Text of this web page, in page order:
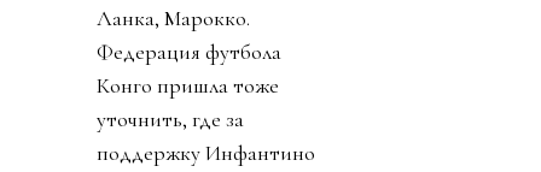
Ланка, Марокко.
Федерация футбола
Конго пришла тоже
уточнить, где за
поддержку Инфантино